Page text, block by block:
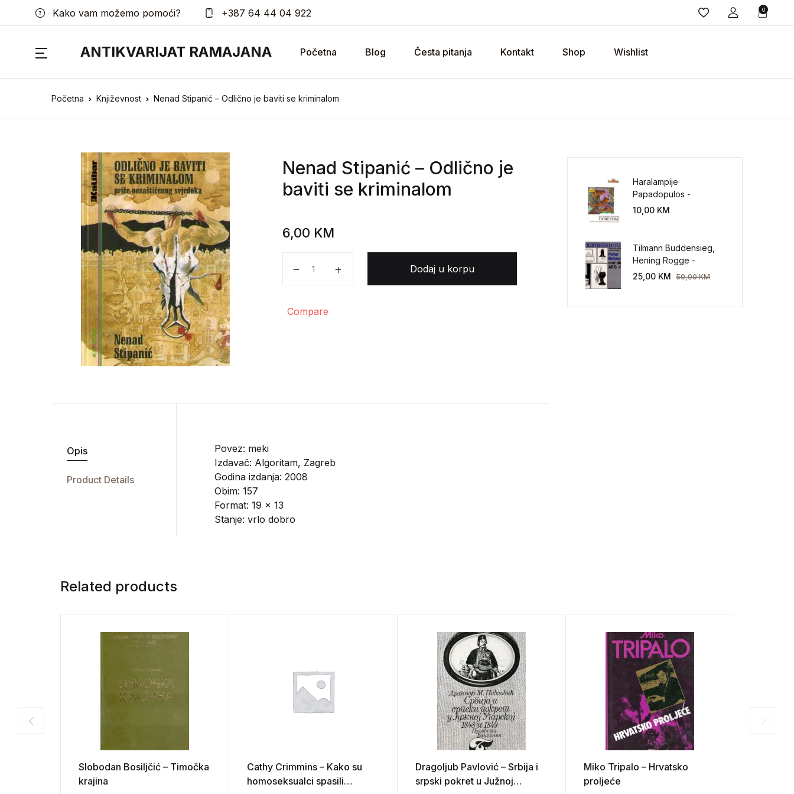
Kako vam možemo pomoći? +387 64 44 04 922 0
ANTIKVARIJAT RAMAJANA Početna Blog Česta pitanja Kontakt Shop Wishlist
Početna Književnost Nenad Stipanić – Odlično je baviti se kriminalom
Nenad Stipanić – Odlično je
baviti se kriminalom
6,00 KM
Dodaj u korpu
Compare
Opis
Product Details
Povez: meki
Izdavač: Algoritam, Zagreb
Godina izdanja: 2008
Obim: 157
Format: 19 x 13
Stanje: vrlo dobro
Haralampije
Papadopulos -
Poverenje: sloboda od
10,00 KM
Tilmann Buddensieg,
Hening Rogge -
Industriekultur: Peter
25,00 KM 50,00KM
Related products
Slobodan Bosiljčić – Timočka
krajina
Cathy Crimmins – Kako su
homoseksualci spasili
Dragoljub Pavlović – Srbija i
srpski pokret u Južnoj
Miko Tripalo – Hrvatsko
proljeće